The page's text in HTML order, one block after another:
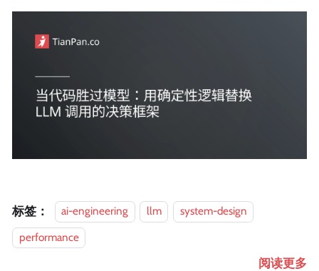
标签： ai-engineering llm
system-design
performance
阅读更多